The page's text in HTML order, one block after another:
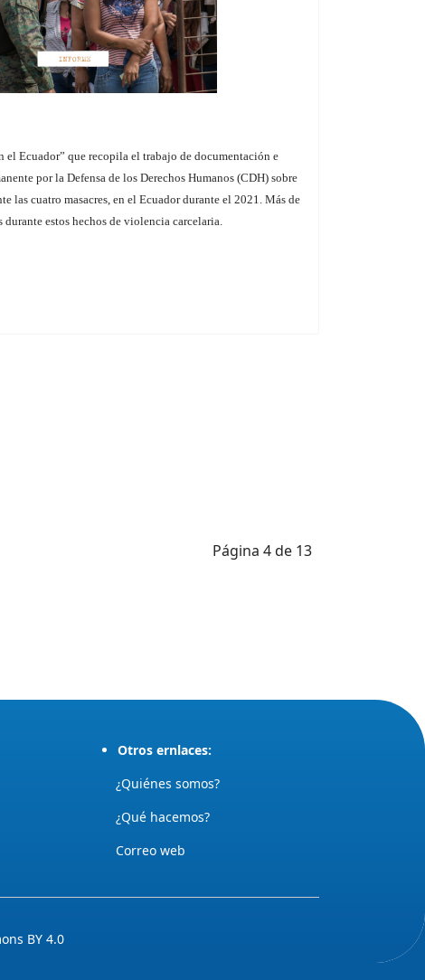
el Ecuador” que recopila el trabajo de documentación e
por la Defensa de los Derechos Humanos (CDH) sobre
las cuatro masacres, en el Ecuador durante el 2021. Más de
durante estos hechos de violencia carcelaria.
Página 4 de 13
Otros ernlaces:
¿Quiénes somos?
¿Qué hacemos?
Correo web
BY 4.0